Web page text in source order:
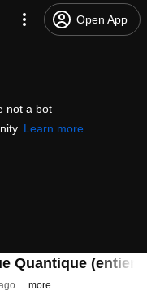
Open App
not a bot
Learn more
Quantique (entier
more